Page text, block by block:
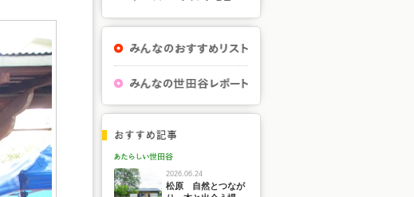
2026.06.24
松原 自然とつなが